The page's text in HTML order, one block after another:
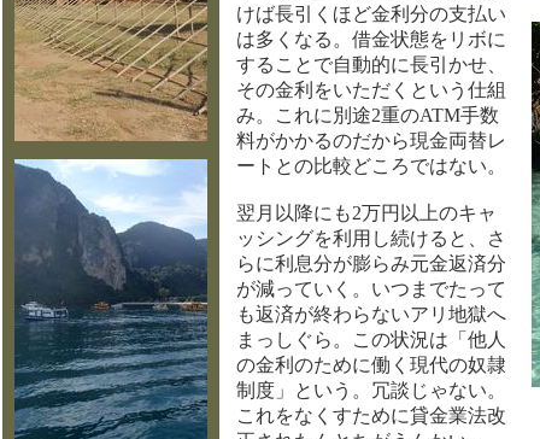
けば長引くほど金利分の支払い
は多くなる。借金状態をリボに
することで自動的に長引かせ、
その金利をいただくという仕組
み。これに別途2重のATM手数
料がかかるのだから現金両替レ
ートとの比較どころではない。
翌月以降にも2万円以上のキャ
ッシングを利用し続けると、さ
らに利息分が膨らみ元金返済分
が減っていく。いつまでたって
も返済が終わらないアリ地獄へ
まっしぐら。この状況は「他人
の金利のために働く現代の奴隷
制度」という。冗談じゃない。
これをなくすために貸金業法改